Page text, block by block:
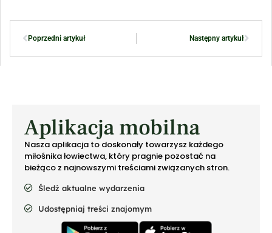
Poprzedni artykuł Następny artykuł
Aplikacja mobilna
Nasza aplikacja to doskonały towarzysz każdego
miłośnika łowiectwa, który pragnie pozostać na
bieżąco z najnowszymi treściami związanych stron.
Śledź aktualne wydarzenia
Udostępniaj treści znajomym